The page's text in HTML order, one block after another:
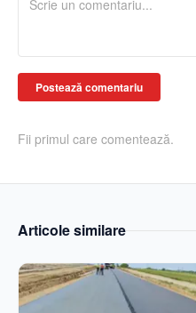
Postează comentariu
Fii primul care comentează.
Articole similare